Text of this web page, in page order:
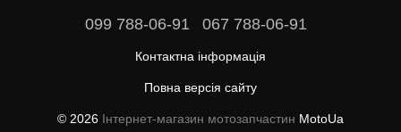
099 788-06-91 067 788-06-91
Контактна інформація
Повна версія сайту
© 2026 Інтернет-магазин мотозапчастин MotoUa